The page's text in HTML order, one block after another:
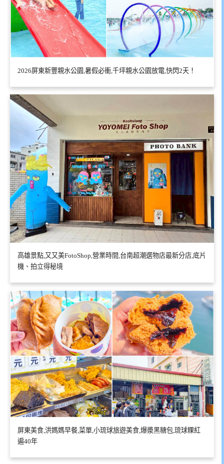
2026屏東新豐親水公園,暑假必衝,千坪親水公園放電,快閃2天！
高雄景點,又又美FotoShop,營業時間,台南超潮選物店最新分店,底片
機、拍立得秘境
屏東美食,洪媽媽早餐,菜單,小琉球旅遊美食,爆漿黑糖包,琉球粿紅
遍40年